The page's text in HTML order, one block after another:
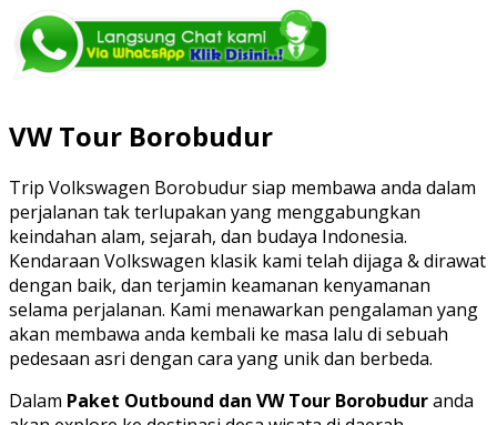
VW Tour Borobudur
Trip Volkswagen Borobudur siap membawa anda dalam
perjalanan tak terlupakan yang menggabungkan
keindahan alam, sejarah, dan budaya Indonesia.
Kendaraan Volkswagen klasik kami telah dijaga & dirawat
dengan baik, dan terjamin keamanan kenyamanan
selama perjalanan. Kami menawarkan pengalaman yang
akan membawa anda kembali ke masa lalu di sebuah
pedesaan asri dengan cara yang unik dan berbeda.
Dalam Paket Outbound dan VW Tour Borobuduranda